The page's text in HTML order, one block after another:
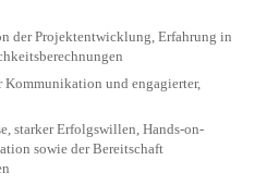
der Projektentwicklung, Erfahrung in
Kommunikation und engagierter,
starker Erfolgswillen, Hands-on-
sowie der Bereitschaft